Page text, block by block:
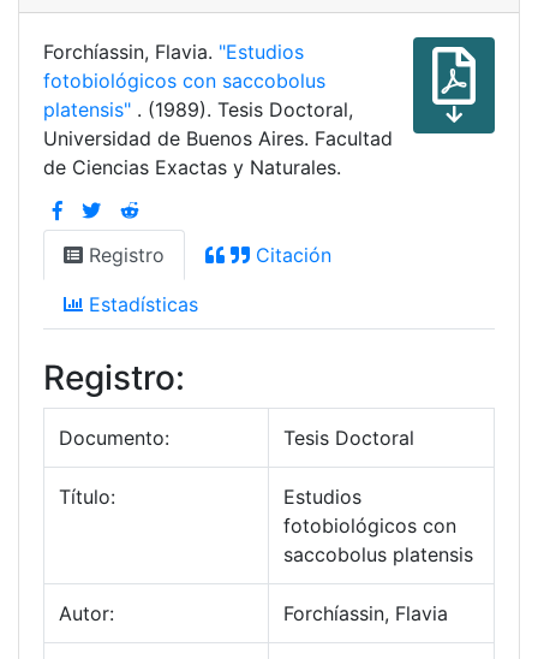
Forchíassin, Flavia. "Estudios
fotobiológicos con saccobolus
platensis" . (1989). Tesis Doctoral,
Universidad de Buenos Aires. Facultad
de Ciencias Exactas y Naturales.
Registro Citación
Estadísticas
Registro:
Documento: Tesis Doctoral
Título:
Estudios
fotobiológicos con
saccobolus platensis
Autor: Forchíassin, Flavia